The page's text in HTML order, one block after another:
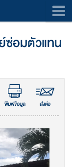
ซ่อมตัวแทน
พิมพ์ข้อมูล ส่งต่อ